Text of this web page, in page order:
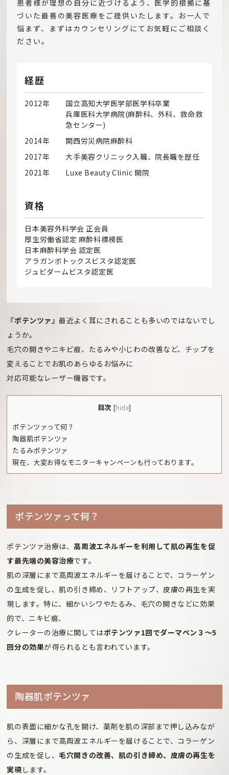
患者様が理想の自分に近づけるよう、医学的根拠に基
づいた最善の美容医療をご提供いたします。お一人で
悩まず、まずはカウンセリングにてお気軽にご相談く
ださい。
経歴
2012年
国立高知大学医学部医学科卒業
兵庫医科大学病院(麻酔科、外科、救命救
急センター)
2014年
関西労災病院麻酔科
2017年
大手美容クリニック入職、院長職を歴任
2021年
Luxe Beauty Clinic 開院
資格
日本美容外科学会 正会員
厚生労働省認定 麻酔科標榜医
日本麻酔科学会 認定医
アラガンボトックスビスタ認定医
ジュビダームビスタ認定医
『ポテンツァ』最近よく耳にされることも多いのではないでし
ょうか。
毛穴の開きやニキビ痕、たるみや小じわの改善など、チップを
変えることでお肌のあらゆるお悩みに
対応可能なレーザー機器です。
目次 [hide]
ポテンツァって何？
陶器肌ポテンツァ
たるみポテンツァ
現在、大変お得なモニターキャンペーンも行っております。
ポテンツァって何？
ポテンツァ治療は、 高周波エネルギーを利用して肌の再生を促
す最先端の美容治療です。
肌の深層にまで高周波エネルギーを届けることで、コラーゲン
の生成を促し、肌の引き締め、リフトアップ、皮膚の再生を実
現します。特に、細かいシワやたるみ、毛穴の開きなどに効果
的で、ニキビ痕、
クレーターの治療に関してはポテンツァ1回でダーマペン３～5
回分の効果が得られるとも言われています。
陶器肌ポテンツァ
肌の表面に細かな孔を開け、薬剤を肌の深部まで押し込みなが
ら、深層にまで高周波エネルギーを届けることで、コラーゲン
の生成を促し、毛穴開きの改善、肌の引き締め、皮膚の再生を
実現 します。